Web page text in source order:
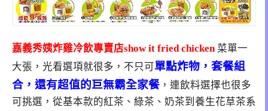
嘉義秀姨炸雞冷飲專賣店show it fried chicken菜單一
大張，光看選項就很多，不只可單點炸物，套餐組
合，還有超值的巨無霸全家餐 ，連飲料選擇也很多
可挑選，從基本款的紅茶、綠茶、奶茶到養生花草茶系